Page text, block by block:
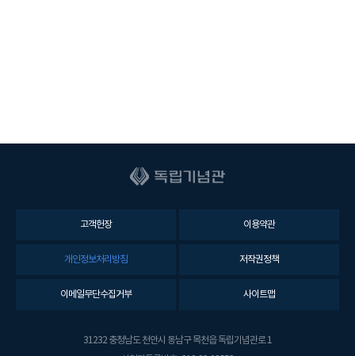
고객헌장 이용약관
개인정보처리방침 저작권정책
이메일무단수집거부 사이트맵
31232 충청남도 천안시 동남구 목천읍 독립기념관로 1